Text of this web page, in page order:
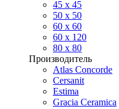
45 x 45
50 x 50
60 х 60
60 x 120
80 x 80
Производитель
Atlas Concorde
Cersanit
Estima
Gracia Ceramica